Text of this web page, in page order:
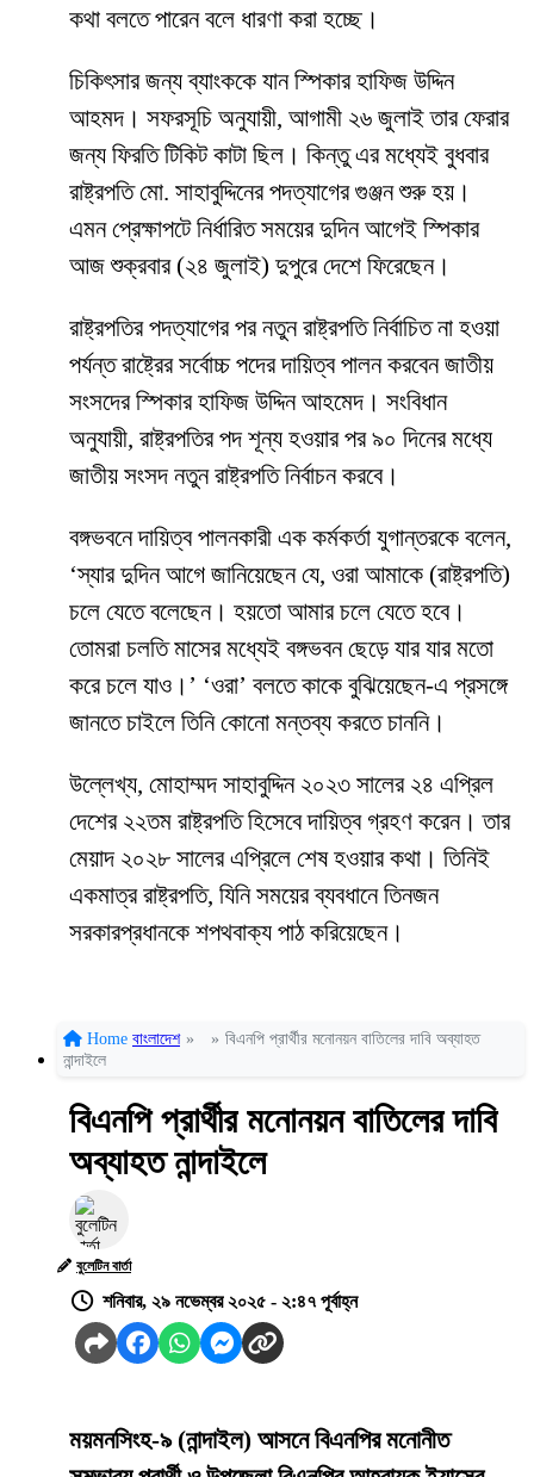
কথা বলতে পারেন বলে ধারণা করা হচ্ছে।
চিকিৎসার জন্য ব্যাংককে যান স্পিকার হাফিজ উদ্দিন
আহমদ। সফরসূচি অনুযায়ী, আগামী ২৬ জুলাই তার ফেরার
জন্য ফিরতি টিকিট কাটা ছিল। কিন্তু এর মধ্যেই বুধবার
রাষ্ট্রপতি মো. সাহাবুদ্দিনের পদত্যাগের গুঞ্জন শুরু হয়।
এমন প্রেক্ষাপটে নির্ধারিত সময়ের দুদিন আগেই স্পিকার
আজ শুক্রবার (২৪ জুলাই) দুপুরে দেশে ফিরেছেন।
রাষ্ট্রপতির পদত্যাগের পর নতুন রাষ্ট্রপতি নির্বাচিত না হওয়া
পর্যন্ত রাষ্ট্রের সর্বোচ্চ পদের দায়িত্ব পালন করবেন জাতীয়
সংসদের স্পিকার হাফিজ উদ্দিন আহমেদ। সংবিধান
অনুযায়ী, রাষ্ট্রপতির পদ শূন্য হওয়ার পর ৯০ দিনের মধ্যে
জাতীয় সংসদ নতুন রাষ্ট্রপতি নির্বাচন করবে।
বঙ্গভবনে দায়িত্ব পালনকারী এক কর্মকর্তা যুগান্তরকে বলেন,
‘স্যার দুদিন আগে জানিয়েছেন যে, ওরা আমাকে (রাষ্ট্রপতি)
চলে যেতে বলেছেন। হয়তো আমার চলে যেতে হবে।
তোমরা চলতি মাসের মধ্যেই বঙ্গভবন ছেড়ে যার যার মতো
করে চলে যাও।’ ‘ওরা’ বলতে কাকে বুঝিয়েছেন-এ প্রসঙ্গে
জানতে চাইলে তিনি কোনো মন্তব্য করতে চাননি।
উল্লেখ্য, মোহাম্মদ সাহাবুদ্দিন ২০২৩ সালের ২৪ এপ্রিল
দেশের ২২তম রাষ্ট্রপতি হিসেবে দায়িত্ব গ্রহণ করেন। তার
মেয়াদ ২০২৮ সালের এপ্রিলে শেষ হওয়ার কথা। তিনিই
একমাত্র রাষ্ট্রপতি, যিনি সময়ের ব্যবধানে তিনজন
সরকারপ্রধানকে শপথবাক্য পাঠ করিয়েছেন।
Home বাংলাদেশ » » বিএনপি প্রার্থীর মনোনয়ন বাতিলের দাবি অব্যাহত
নান্দাইলে
বিএনপি প্রার্থীর মনোনয়ন বাতিলের দাবি
অব্যাহত নান্দাইলে
বুলেটিন বার্তা
শনিবার, ২৯ নভেম্বর ২০২৫ - ২:৪৭ পূর্বাহ্ন
ময়মনসিংহ-৯ (নান্দাইল) আসনে বিএনপির মনোনীত